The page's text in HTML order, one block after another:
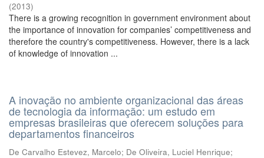
(2013)
There is a growing recognition in government environment about
the importance of innovation for companies’ competitiveness and
therefore the country's competitiveness. However, there is a lack
of knowledge of innovation ...
A inovação no ambiente organizacional das áreas
de tecnologia da informação: um estudo em
empresas brasileiras que oferecem soluções para
departamentos financeiros
De Carvalho Estevez, Marcelo; De Oliveira, Luciel Henrique;